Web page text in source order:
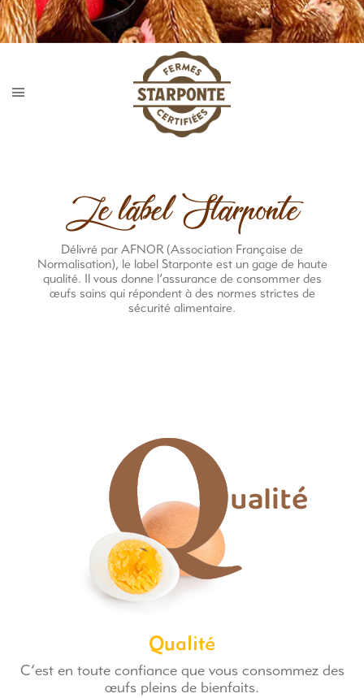
Le label Starponte
Délivré par AFNOR (Association Française de
Normalisation), le label Starponte est un gage de haute
qualité. Il vous donne l’assurance de consommer des
œufs sains qui répondent à des normes strictes de
sécurité alimentaire.
Qualité
C’est en toute confiance que vous consommez des
œufs pleins de bienfaits.